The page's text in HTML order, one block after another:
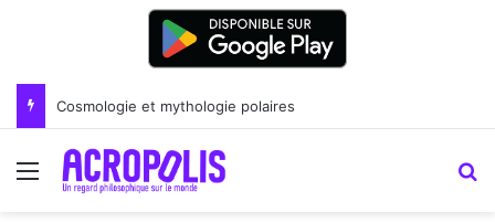
Cosmologie et mythologie polaires
Menu